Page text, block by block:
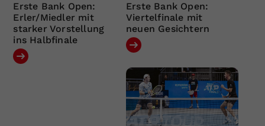
Erste Bank Open:
Erler/Miedler mit
starker Vorstellung
ins Halbfinale
Erste Bank Open:
Viertelfinale mit
neuen Gesichtern